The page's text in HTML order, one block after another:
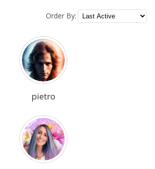
Order By:
pietro